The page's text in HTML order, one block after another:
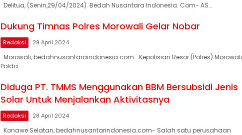
Delitua, (Senin,29/04/2024). Bedah Nusantara Indonesia. Com- AS…
Dukung Timnas Polres Morowali Gelar Nobar
Redaksi 29 April 2024
Morowali, bedahnusantaraindonesia.com- Kepolisian Resor (Polres) Morowali
Polda…
Diduga PT. TMMS Menggunakan BBM Bersubsidi Jenis
Solar Untuk Menjalankan Aktivitasnya
Redaksi 28 April 2024
Konawe Selatan, bedahnusantarindonesia.com- Salah satu perusahaan